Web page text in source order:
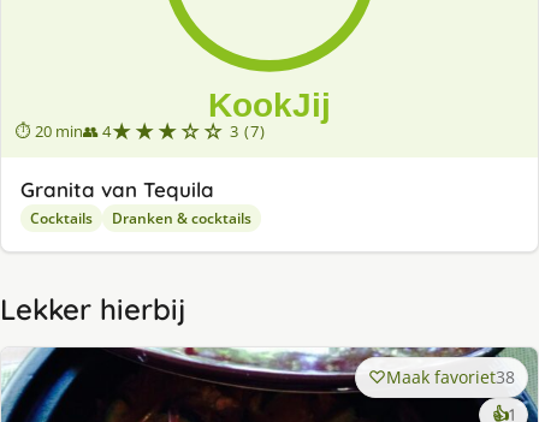
⏱ 20 min👥 4★★★☆☆ 3 (7)
Granita van Tequila
Cocktails Dranken & cocktails
Lekker hierbij
Maak favoriet38
👍1